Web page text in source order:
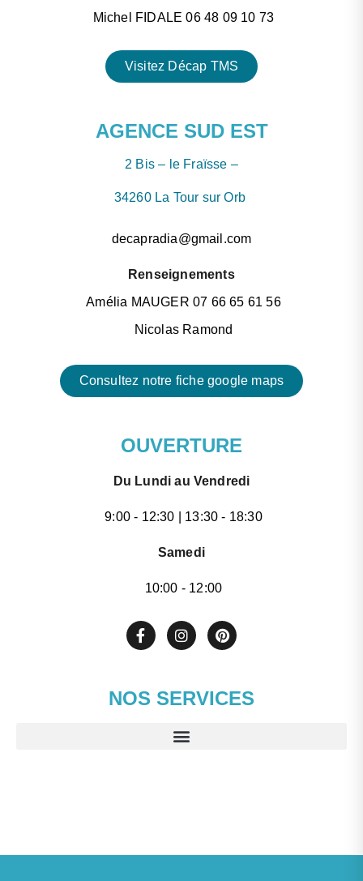
Michel FIDALE 06 48 09 10 73
Visitez Décap TMS
AGENCE SUD EST
2 Bis – le Fraïsse –
34260 La Tour sur Orb
decapradia@gmail.com
Renseignements
Amélia MAUGER 07 66 65 61 56
Nicolas Ramond
Consultez notre fiche google maps
OUVERTURE
Du Lundi au Vendredi
9:00 - 12:30 | 13:30 - 18:30
Samedi
10:00 - 12:00
NOS SERVICES